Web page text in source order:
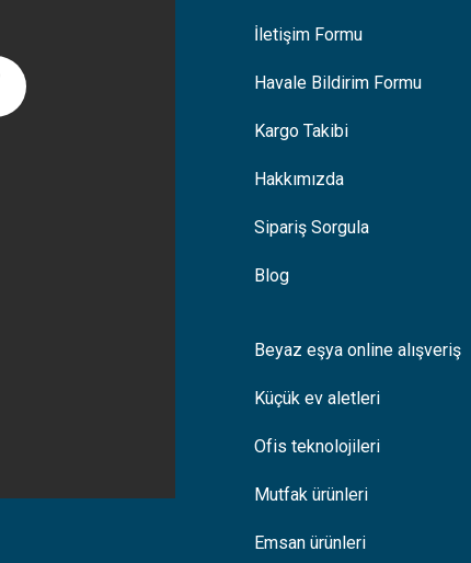
İletişim Formu
Havale Bildirim Formu
Kargo Takibi
Hakkımızda
Sipariş Sorgula
Blog
Beyaz eşya online alışveriş
Küçük ev aletleri
Ofis teknolojileri
Mutfak ürünleri
Emsan ürünleri